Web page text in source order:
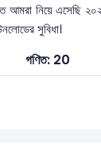
নিয়ে এসেছি
সুবিধা।
গণিত: 20